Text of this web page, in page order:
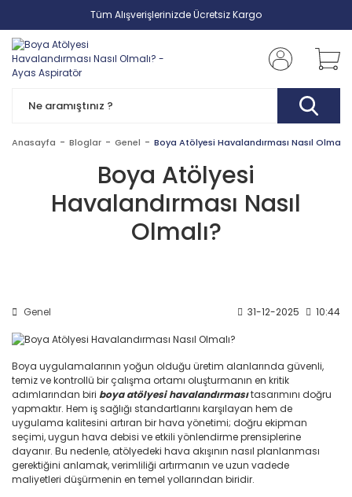
Tüm Alışverişlerinizde Ücretsiz Kargo
Anasayfa Bloglar Genel Boya Atölyesi Havalandırması Nasıl Olmalı?
Boya Atölyesi
Havalandırması Nasıl
Olmalı?
Genel 31-12-2025 10:44
Boya uygulamalarının yoğun olduğu üretim alanlarında güvenli,
temiz ve kontrollü bir çalışma ortamı oluşturmanın en kritik
adımlarından biri boya atölyesi havalandırmasıtasarımını doğru
yapmaktır. Hem iş sağlığı standartlarını karşılayan hem de
uygulama kalitesini artıran bir hava yönetimi; doğru ekipman
seçimi, uygun hava debisi ve etkili yönlendirme prensiplerine
dayanır. Bu nedenle, atölyedeki hava akışının nasıl planlanması
gerektiğini anlamak, verimliliği artırmanın ve uzun vadede
maliyetleri düşürmenin en temel yollarından biridir.